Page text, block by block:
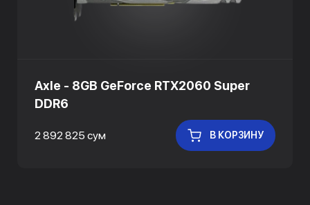
Axle - 8GB GeForce RTX2060 Super
DDR6
2 892 825 сум В КОРЗИНУ